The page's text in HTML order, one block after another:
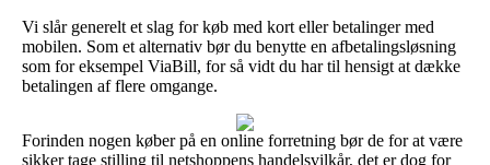
Vi slår generelt et slag for køb med kort eller betalinger med
mobilen. Som et alternativ bør du benytte en afbetalingsløsning
som for eksempel ViaBill, for så vidt du har til hensigt at dække
betalingen af flere omgange.
Forinden nogen køber på en online forretning bør de for at være
sikker tage stilling til netshoppens handelsvilkår, det er dog for